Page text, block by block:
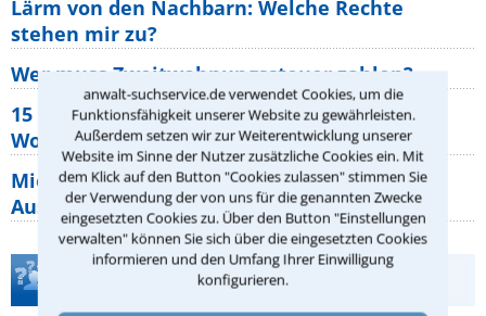
anwalt-suchservice.de verwendet Cookies, um die
Funktionsfähigkeit unserer Website zu gewährleisten.
Außerdem setzen wir zur Weiterentwicklung unserer
Website im Sinne der Nutzer zusätzliche Cookies ein. Mit
dem Klick auf den Button "Cookies zulassen" stimmen Sie
der Verwendung der von uns für die genannten Zwecke
eingesetzten Cookies zu. Über den Button "Einstellungen
verwalten" können Sie sich über die eingesetzten Cookies
informieren und den Umfang Ihrer Einwilligung
konfigurieren.
Lärm von den Nachbarn: Welche Rechte
stehen mir zu?
Wer muss Zweitwohnungssteuer zahlen?
15 elementare Rechte, die jeder
Wohnungseigentümer kennen sollte
Mietpreisbremse 2026: Alle Regeln,
Ausnahmen und Rechte für Mieter
Teste Dein Rechtswissen